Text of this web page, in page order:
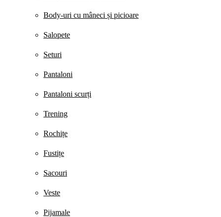
Body-uri cu mâneci și picioare
Salopete
Seturi
Pantaloni
Pantaloni scurți
Trening
Rochițe
Fustițe
Sacouri
Veste
Pijamale